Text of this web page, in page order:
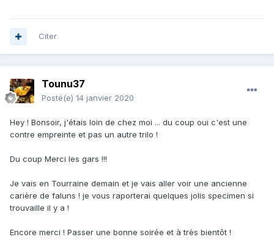
Citer
Tounu37
Posté(e) 14 janvier 2020
Hey ! Bonsoir, j'étais loin de chez moi ... du coup oui c'est une
contre empreinte et pas un autre trilo !
Du coup Merci les gars !!!
Je vais en Tourraine demain et je vais aller voir une ancienne
carière de faluns ! je vous raporterai quelques jolis specimen si
trouvaille il y a !
Encore merci ! Passer une bonne soirée et à très bientôt !